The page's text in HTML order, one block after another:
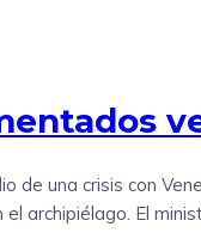
una crisis con
archipiélago. El